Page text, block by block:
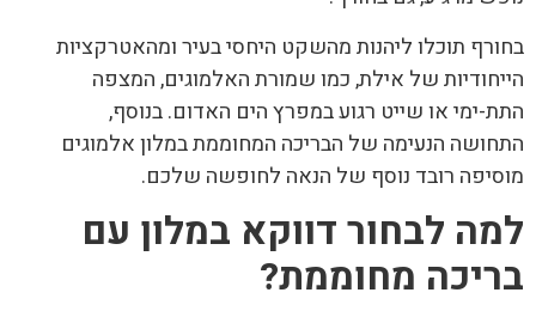
בחורף תוכלו ליהנות מהשקט היחסי בעיר ומהאטרקציות
הייחודיות של אילת, כמו שמורת האלמוגים, המצפה
התת-ימי או שייט רגוע במפרץ הים האדום. בנוסף,
התחושה הנעימה של הבריכה המחוממת במלון אלמוגים
מוסיפה רובד נוסף של הנאה לחופשה שלכם.
למה לבחור דווקא במלון עם
בריכה מחוממת?